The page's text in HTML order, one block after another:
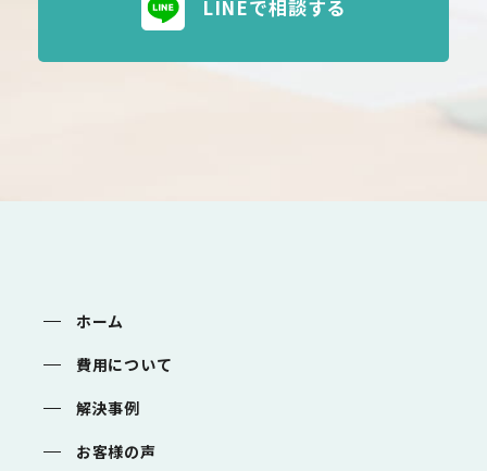
LINEで相談する
ホーム
費用について
解決事例
お客様の声